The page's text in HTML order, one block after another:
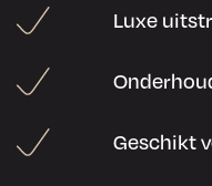
Luxe
Geschikt